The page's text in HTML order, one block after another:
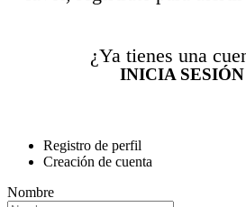
¿Ya tienes una
INICIA SESIÓN
Registro de perfil
Creación de cuenta
Nombre